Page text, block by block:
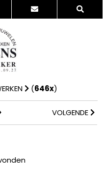
(646x)
VOLGENDE